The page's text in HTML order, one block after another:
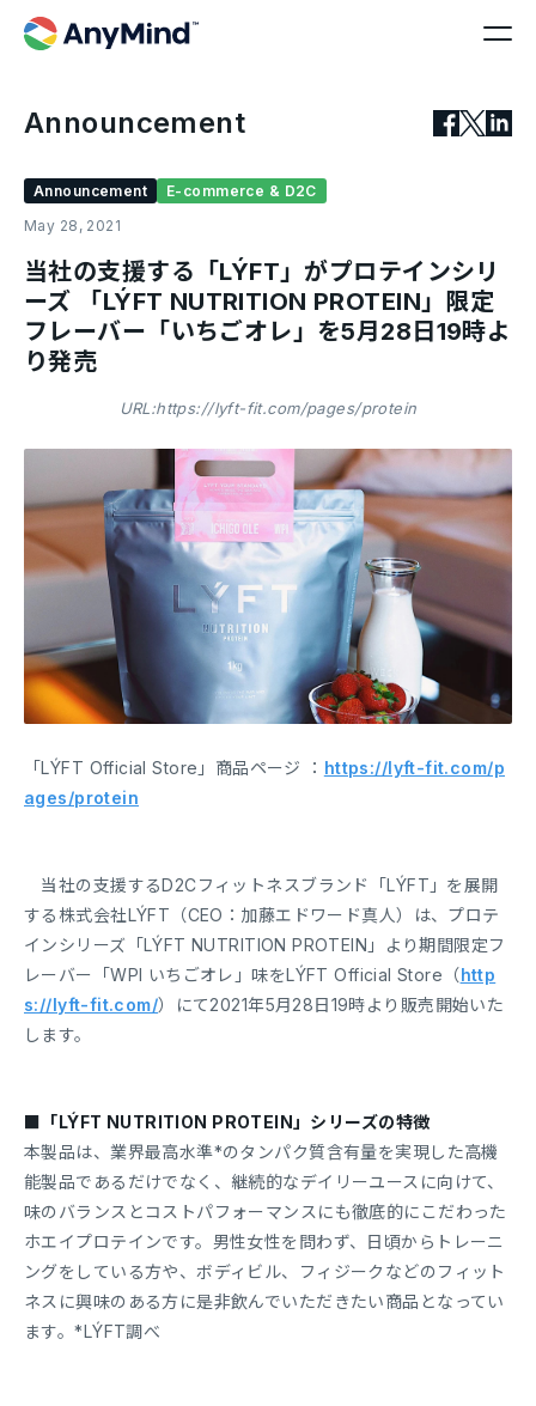
Announcement
Announcement
E-commerce & D2C
May 28, 2021
当社の支援する「LÝFT」がプロテインシリ
ーズ 「LÝFT NUTRITION PROTEIN」限定
フレーバー「いちごオレ」を5月28日19時よ
り発売
URL:https://lyft-fit.com/pages/protein
「LÝFT Official Store」商品ページ ： https://lyft-fit.com/p
ages/protein
当社の支援するD2Cフィットネスブランド「LÝFT」を展開
する株式会社LÝFT（CEO：加藤エドワード真人）は、プロテ
インシリーズ「LÝFT NUTRITION PROTEIN」より期間限定フ
レーバー「WPI いちごオレ」味をLÝFT Official Store（http
s://lyft-fit.com/）にて2021年5月28日19時より販売開始いた
します。
■「LÝFT NUTRITION PROTEIN」シリーズの特徴
本製品は、業界最高水準*のタンパク質含有量を実現した高機
能製品であるだけでなく、継続的なデイリーユースに向けて、
味のバランスとコストパフォーマンスにも徹底的にこだわった
ホエイプロテインです。男性女性を問わず、日頃からトレーニ
ングをしている方や、ボディビル、フィジークなどのフィット
ネスに興味のある方に是非飲んでいただきたい商品となってい
ます。*LÝFT調べ